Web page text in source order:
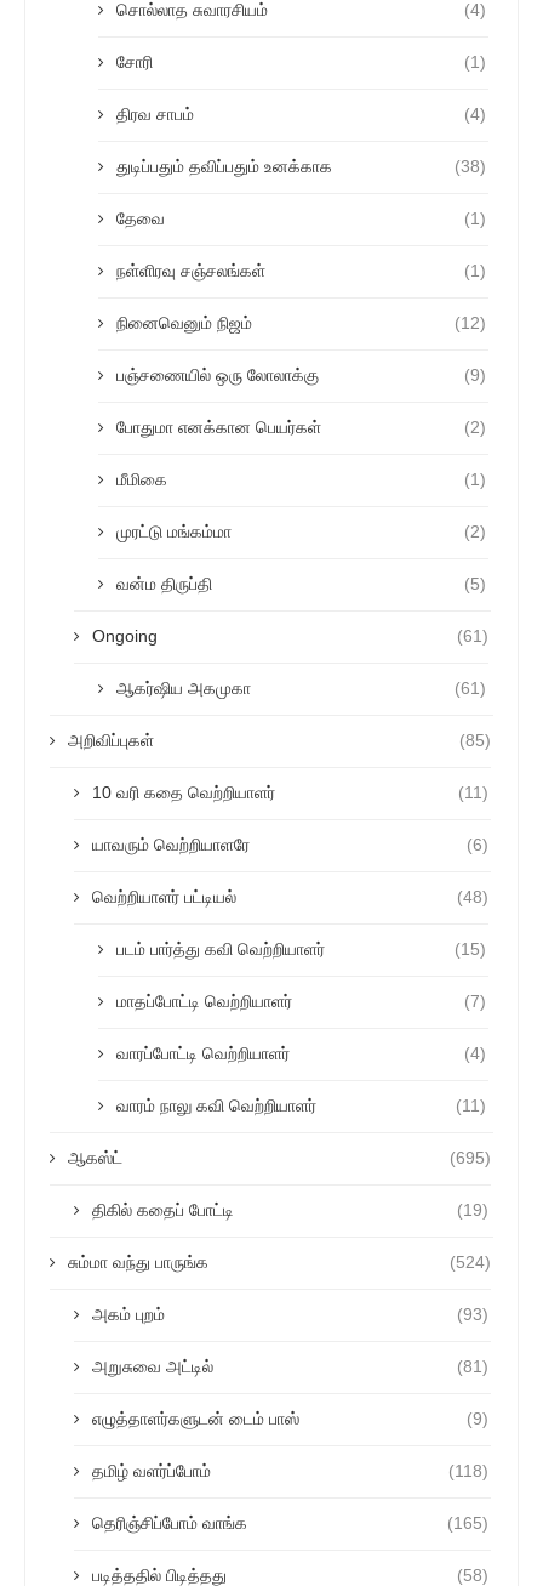
சொல்லாத சுவாரசியம் (4)
சோரி (1)
திரவ சாபம் (4)
துடிப்பதும் தவிப்பதும் உனக்காக (38)
தேவை (1)
நள்ளிரவு சஞ்சலங்கள் (1)
நினைவெனும் நிஜம் (12)
பஞ்சணையில் ஒரு லோலாக்கு (9)
போதுமா எனக்கான பெயர்கள் (2)
மீமிகை (1)
முரட்டு மங்கம்மா (2)
வன்ம திருப்தி (5)
Ongoing (61)
ஆகர்ஷிய அகமுகா (61)
அறிவிப்புகள் (85)
10 வரி கதை வெற்றியாளர் (11)
யாவரும் வெற்றியாளரே (6)
வெற்றியாளர் பட்டியல் (48)
படம் பார்த்து கவி வெற்றியாளர் (15)
மாதப்போட்டி வெற்றியாளர் (7)
வாரப்போட்டி வெற்றியாளர் (4)
வாரம் நாலு கவி வெற்றியாளர் (11)
ஆகஸ்ட் (695)
திகில் கதைப் போட்டி (19)
சும்மா வந்து பாருங்க (524)
அகம் புறம் (93)
அறுசுவை அட்டில் (81)
எழுத்தாளர்களுடன் டைம் பாஸ் (9)
தமிழ் வளர்ப்போம் (118)
தெரிஞ்சிப்போம் வாங்க (165)
படித்ததில் பிடித்தது (58)